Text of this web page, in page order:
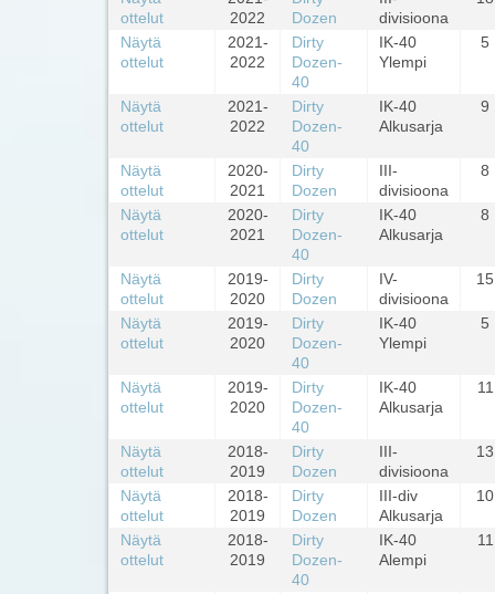
ottelut
2022
Dozen
divisioona
Näytä
ottelut
2021-
2022
Dirty
Dozen-
40
IK-40
Ylempi
5
Näytä
ottelut
2021-
2022
Dirty
Dozen-
40
IK-40
Alkusarja
9
Näytä
ottelut
2020-
2021
Dirty
Dozen
III-
divisioona
8
Näytä
ottelut
2020-
2021
Dirty
Dozen-
40
IK-40
Alkusarja
8
Näytä
ottelut
2019-
2020
Dirty
Dozen
IV-
divisioona
15
Näytä
ottelut
2019-
2020
Dirty
Dozen-
40
IK-40
Ylempi
5
Näytä
ottelut
2019-
2020
Dirty
Dozen-
40
IK-40
Alkusarja
11
Näytä
ottelut
2018-
2019
Dirty
Dozen
III-
divisioona
13
Näytä
ottelut
2018-
2019
Dirty
Dozen
III-div
Alkusarja
10
Näytä
ottelut
2018-
2019
Dirty
Dozen-
40
IK-40
Alempi
11